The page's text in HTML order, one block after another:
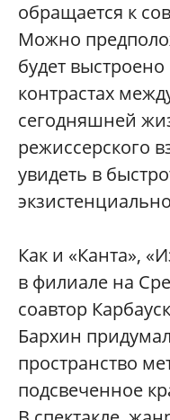
обращается к
Можно
будет
контрастах
сегодняшней
режиссерского
увидеть в
Как и «Канта»,
в филиале на
соавтор
Бархин
пространство
подсвеченное